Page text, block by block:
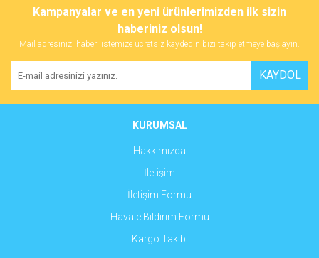
Bu ürüne ilk yorumu siz yapın!
Yorum Yaz
tarafımıza iletebilirsiniz.
Görüş ve önerileriniz için teşekkür ederiz.
Ürün resmi kalitesiz, bozuk veya görüntülenemiyor.
Ürün açıklamasında eksik bilgiler bulunuyor.
Ürün fiyatı diğer sitelerden daha pahalı.
Gönder
Kampanyalar ve en yeni ürünlerimizden ilk sizin
haberiniz olsun!
Mail adresinizi haber listemize ücretsiz kaydedin bizi takip etmeye başlayın.
KAYDOL
KURUMSAL
Hakkımızda
İletişim
İletişim Formu
Havale Bildirim Formu
Kargo Takibi